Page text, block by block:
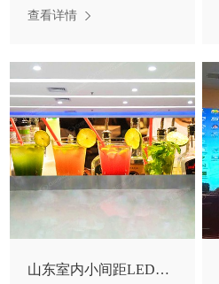
查看详情
山东室内小间距LED显示屏P1.2